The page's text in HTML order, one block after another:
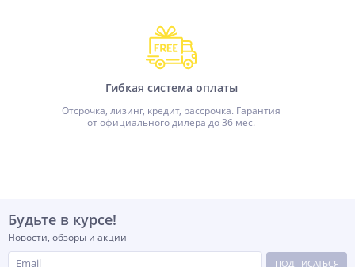
Гибкая система оплаты
Отсрочка, лизинг, кредит, рассрочка. Гарантия
от официального дилера до 36 мес.
Будьте в курсе!
Новости, обзоры и акции
ПОДПИСАТЬСЯ